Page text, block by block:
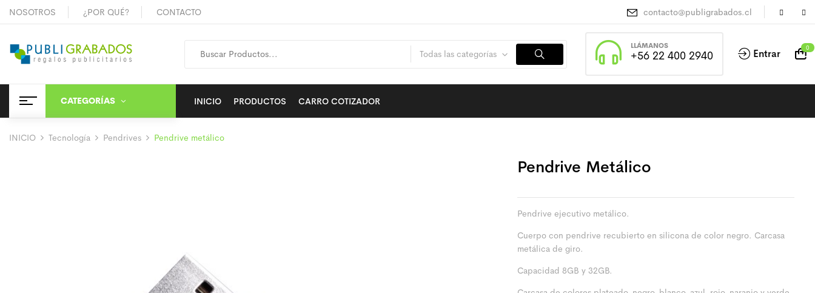
NOSOTROS ¿POR QUÉ? CONTACTO contacto@publigrabados.cl
Todas las categorías
LLÁMANOS
+56 22 400 2940 Entrar 0
CATEGORÍAS INICIO PRODUCTOS CARRO COTIZADOR
INICIO Tecnología Pendrives Pendrive metálico
Pendrive Metálico
Pendrive ejecutivo metálico.
Cuerpo con pendrive recubierto en silicona de color negro. Carcasa
metálica de giro.
Capacidad 8GB y 32GB.